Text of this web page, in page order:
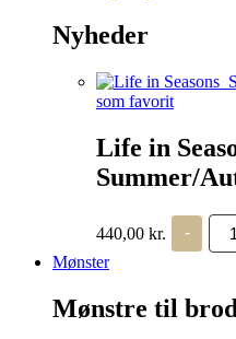
Nyheder
som favorit
Life in
Summer/
440,00 kr. -
Life
Mønster
Mønstre til